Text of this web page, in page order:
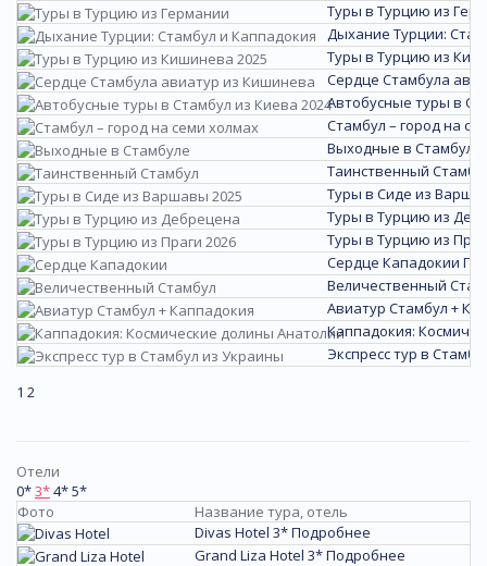
Туры в Турцию из
Дыхание Турции:
Туры в Турцию из
Сердце Стамбула
Автобусные туры в
Стамбул – город на
Выходные в Стамбуле
Таинственный
Туры в Сиде из
Туры в Турцию из
Туры в Турцию из
Сердце Кападокии
Величественный
Авиатур Стамбул +
Каппадокия:
Экспресс тур в
1 2
Отели
0*3*4*5*
Фото
Название тура, отель
Divas Hotel 3*Подробнее
Grand Liza Hotel 3*Подробнее